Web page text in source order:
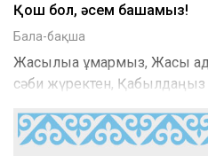
Қош бол, әсем бақшамыз!
Бала-бақша
Жақсылыққа құмармыз,
сәби жүректен,